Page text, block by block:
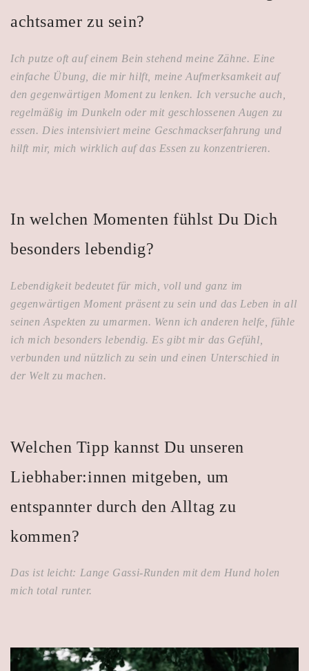
achtsamer zu sein?
Ich putze oft auf einem Bein stehend meine Zähne. Eine
einfache Übung, die mir hilft, meine Aufmerksamkeit auf
den gegenwärtigen Moment zu lenken. Ich versuche auch,
regelmäßig im Dunkeln oder mit geschlossenen Augen zu
essen. Dies intensiviert meine Geschmackserfahrung und
hilft mir, mich wirklich auf das Essen zu konzentrieren.
In welchen Momenten fühlst Du Dich
besonders lebendig?
Lebendigkeit bedeutet für mich, voll und ganz im
gegenwärtigen Moment präsent zu sein und das Leben in all
seinen Aspekten zu umarmen. Wenn ich anderen helfe, fühle
ich mich besonders lebendig. Es gibt mir das Gefühl,
verbunden und nützlich zu sein und einen Unterschied in
der Welt zu machen.
Welchen Tipp kannst Du unseren
Liebhaber:innen mitgeben, um
entspannter durch den Alltag zu
kommen?
Das ist leicht: Lange Gassi-Runden mit dem Hund holen
mich total runter.